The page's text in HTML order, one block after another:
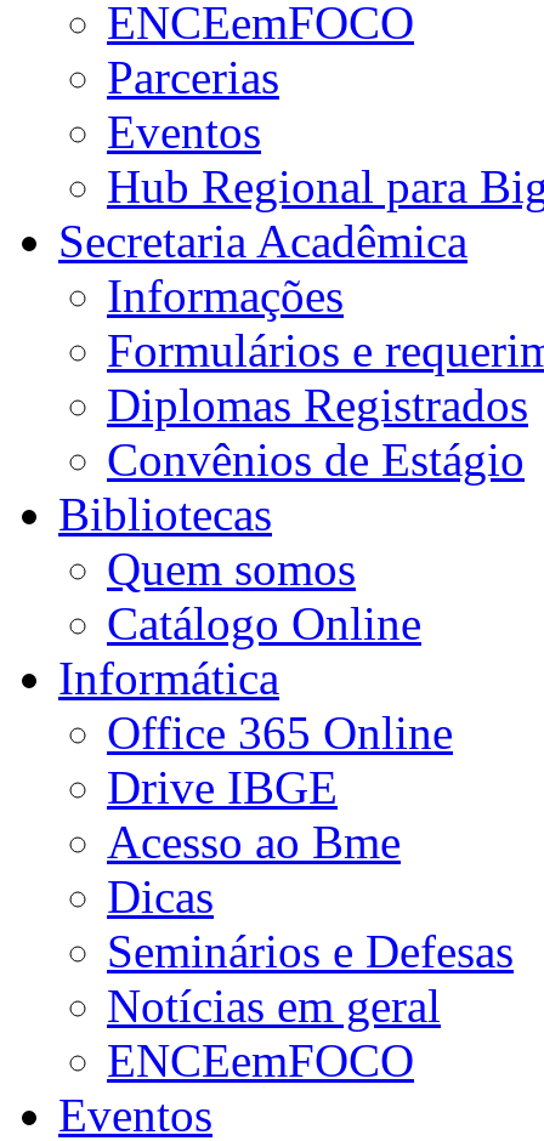
ENCEemFOCO
Parcerias
Eventos
Hub Regional para
Secretaria Acadêmica
Informações
Formulários e
Diplomas Registrados
Convênios de Estágio
Bibliotecas
Quem somos
Catálogo Online
Informática
Office 365 Online
Drive IBGE
Acesso ao Bme
Dicas
Seminários e Defesas
Notícias em geral
ENCEemFOCO
Eventos